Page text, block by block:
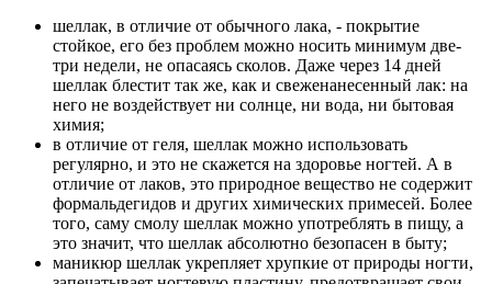
шеллак, в отличие от обычного лака, - покрытие
стойкое, его без проблем можно носить минимум две-
три недели, не опасаясь сколов. Даже через 14 дней
шеллак блестит так же, как и свеженанесенный лак: на
него не воздействует ни солнце, ни вода, ни бытовая
химия;
в отличие от геля, шеллак можно использовать
регулярно, и это не скажется на здоровье ногтей. А в
отличие от лаков, это природное вещество не содержит
формальдегидов и других химических примесей. Более
того, саму смолу шеллак можно употреблять в пищу, а
это значит, что шеллак абсолютно безопасен в быту;
маникюр шеллак укрепляет хрупкие от природы ногти,